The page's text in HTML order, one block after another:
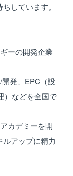
しています。
ーの開発企業
発、EPC（設
）などを全国で
カデミーを開
アップに精力